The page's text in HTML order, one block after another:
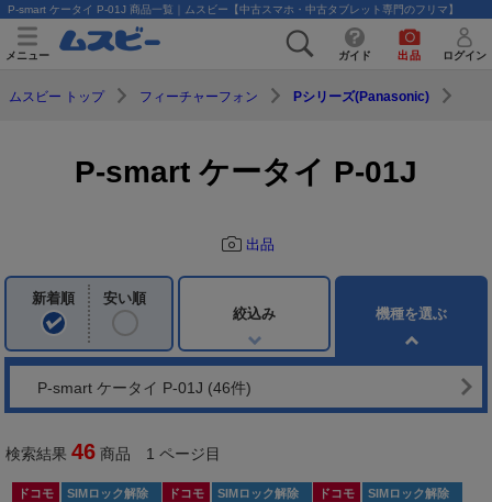
P-smart ケータイ P-01J 商品一覧｜ムスビー【中古スマホ・中古タブレット専門のフリマ】
メニュー ガイド 出品 ログイン
ムスビー トップ フィーチャーフォン Pシリーズ(Panasonic)
P-smart ケータイ P-01J
出品
新着順
安い順
絞込み
機種を選ぶ
P-smart ケータイ P-01J (46件)
検索結果 46 商品 1 ページ目
ドコモ
SIMロック解除
ドコモ
SIMロック解除
ドコモ
SIMロック解除